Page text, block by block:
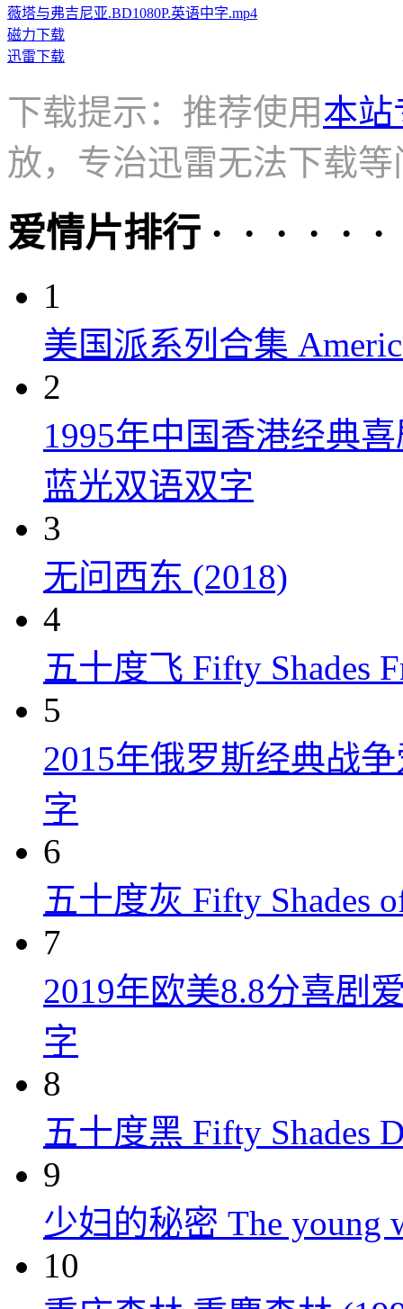
薇塔与弗吉尼亚.BD1080P.英语中字.mp4
磁力下载
迅雷下载
下载提示：推荐使用本站
放，专治迅雷无法下载等
爱情片排行 · · · · · ·
1
美国派系列合集
2
1995年中国香港经典
蓝光双语双字
3
无问西东 (2018)
4
五十度飞 Fifty Shades
5
2015年俄罗斯经典战
字
6
五十度灰 Fifty Shades
7
2019年欧美8.8分喜剧
字
8
五十度黑 Fifty Shades
9
少妇的秘密 The young
10